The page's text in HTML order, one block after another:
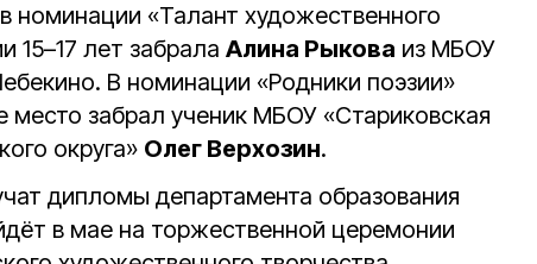
номинации «Талант художественного
15–17 лет забрала Алина Рыкова из МБОУ
В номинации «Родники поэзии»
место забрал ученик МБОУ «Стариковская
округа» Олег Верхозин.
дипломы департамента образования
в мае на торжественной церемонии